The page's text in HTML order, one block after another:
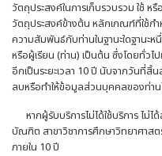
วัตถุประสงค์ในการเก็บรวบรวม ใช้ ห
วัตถุประสงค์ข้างต้น หลักเกณฑ์ที่ใช้กำห
ความสัมพันธ์กับท่านในฐานะใดฐานะหนึ่
หรือผู้เรียน (ท่าน) เป็นต้น ซึ่งโดยทั่ว
อีกเป็นระยะเวลา 10 ปี นับจากวันที่สิ้
ลบหรือทำให้ข้อมูลส่วนบุคคลของท่าน
หากผู้รับบริการไม่ได้ใช้บริการ ไม่
บัณฑิต สาขาวิชาการศึกษาวิทยาศาส
ภายใน 10 ปี